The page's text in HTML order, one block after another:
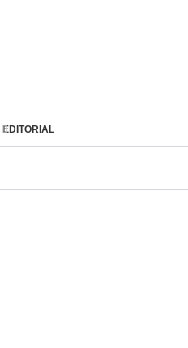
EDITORIAL